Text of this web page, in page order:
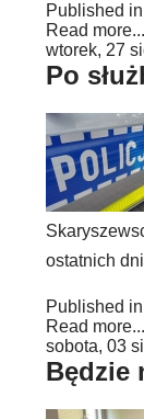
Published in
Read more...
wtorek, 27
Po
ostatnich
Published in
Read more...
sobota, 03
Będzie